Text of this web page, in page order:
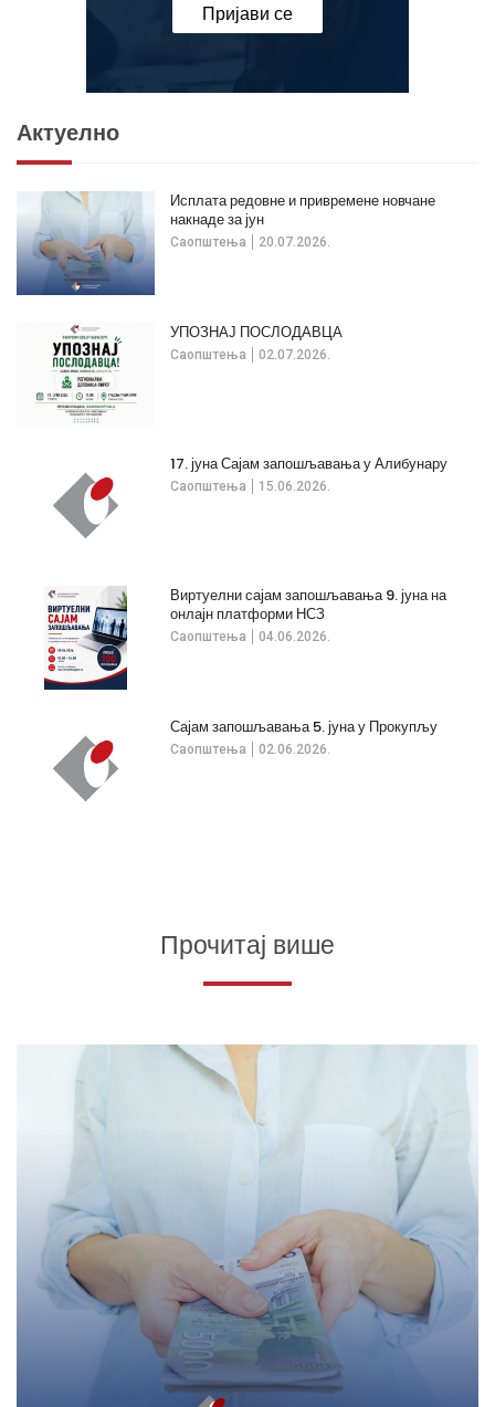
Пријави се
Актуелно
Саопштења 20.07.2026.
Исплата редовне и привремене новчане
накнаде за јун
Саопштења 02.07.2026.
УПОЗНАЈ ПОСЛОДАВЦА
Саопштења 15.06.2026.
17. јуна Сајам запошљавања у Алибунару
Саопштења 04.06.2026.
Виртуелни сајам запошљавања 9. јуна на
онлајн платформи НСЗ
Саопштења 02.06.2026.
Сајам запошљавања 5. јуна у Прокупљу
Прочитај више